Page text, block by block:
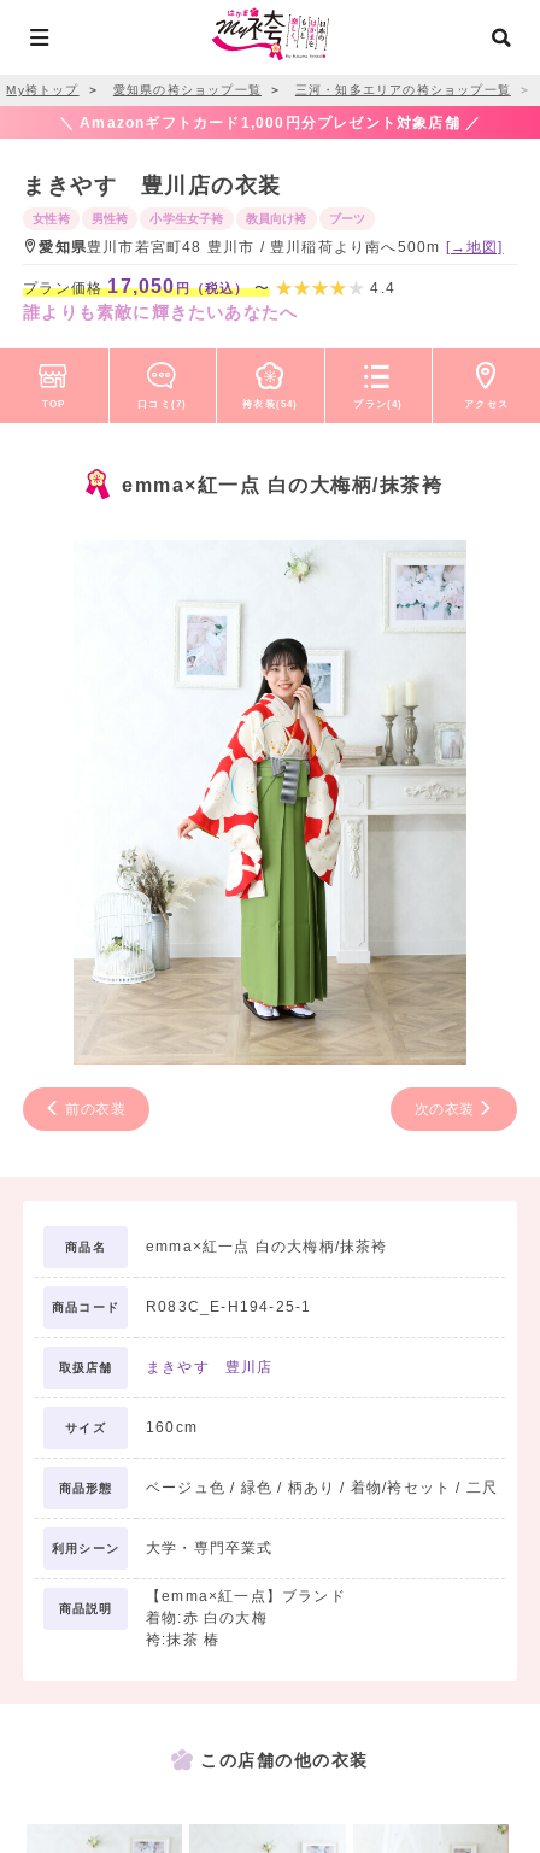
My袴トップ ＞ 愛知県の袴ショップ一覧 ＞ 三河・知多エリアの袴ショップ一覧 ＞
＼ Amazonギフトカード1,000円分プレゼント対象店舗 ／
まきやす 豊川店の衣装
女性袴 男性袴 小学生女子袴 教員向け袴 ブーツ
愛知県豊川市若宮町48 豊川市 / 豊川稲荷より南へ500m [→地図]
プラン価格17,050円（税込）〜 4.4
誰よりも素敵に輝きたいあなたへ
TOP 口コミ(7) 袴衣装(54) プラン(4) アクセス
emma×紅一点 白の大梅柄/抹茶袴
前の衣装 次の衣装
商品名 emma×紅一点 白の大梅柄/抹茶袴
商品コード R083C_E-H194-25-1
取扱店舗 まきやす 豊川店
サイズ 160cm
商品形態 ベージュ色 / 緑色 / 柄あり / 着物/袴セット / 二尺
利用シーン 大学・専門卒業式
商品説明
【emma×紅一点】ブランド
着物:赤 白の大梅
袴:抹茶 椿
この店舗の他の衣装